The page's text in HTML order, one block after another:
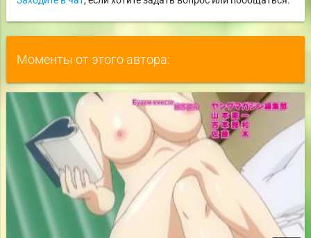
Моменты от этого автора: